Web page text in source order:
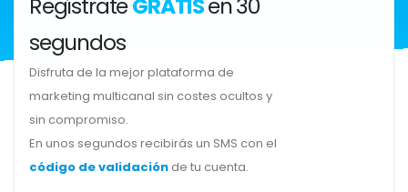
segundos
Disfruta de la mejor plataforma de
marketing multicanal sin costes ocultos y
sin compromiso.
En unos segundos recibirás un SMS con el
código de validación de tu cuenta.